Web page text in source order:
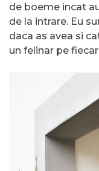
de boeme incat
de la intrare. Eu
daca as avea si
un felinar pe